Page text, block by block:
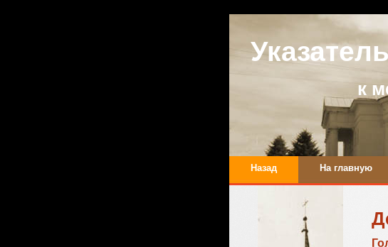
Указатель
к
Назад На главную